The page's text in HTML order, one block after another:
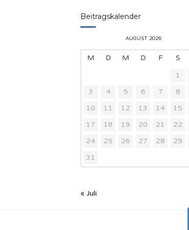
Beitragskalender
AUGUST 2026
M D M D F S
1
3
4 5 6 7 8
10
11 12 13 14 15
17
18 19 20 21 22
24
25 26 27 28 29
31
« Juli